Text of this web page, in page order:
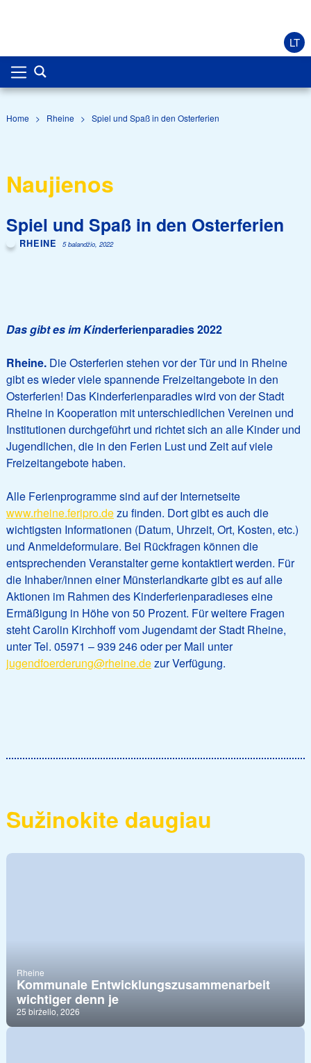
LT
Home > Rheine > Spiel und Spaß in den Osterferien
Naujienos
Spiel und Spaß in den Osterferien
RHEINE 5 balandžio, 2022
Das gibt es im Kinderferienparadies 2022
Rheine.Die Osterferien stehen vor der Tür und in Rheine
gibt es wieder viele spannende Freizeitangebote in den
Osterferien! Das Kinderferienparadies wird von der Stadt
Rheine in Kooperation mit unterschiedlichen Vereinen und
Institutionen durchgeführt und richtet sich an alle Kinder und
Jugendlichen, die in den Ferien Lust und Zeit auf viele
Freizeitangebote haben.
Alle Ferienprogramme sind auf der Internetseite
www.rheine.feripro.dezu finden. Dort gibt es auch die
wichtigsten Informationen (Datum, Uhrzeit, Ort, Kosten, etc.)
und Anmeldeformulare. Bei Rückfragen können die
entsprechenden Veranstalter gerne kontaktiert werden. Für
die Inhaber/innen einer Münsterlandkarte gibt es auf alle
Aktionen im Rahmen des Kinderferienparadieses eine
Ermäßigung in Höhe von 50 Prozent. Für weitere Fragen
steht Carolin Kirchhoff vom Jugendamt der Stadt Rheine,
unter Tel. 05971 – 939 246 oder per Mail unter
jugendfoerderung@rheine.dezur Verfügung.
Sužinokite daugiau
Rheine
Kommunale Entwicklungszusammenarbeit
wichtiger denn je
25 birželio, 2026